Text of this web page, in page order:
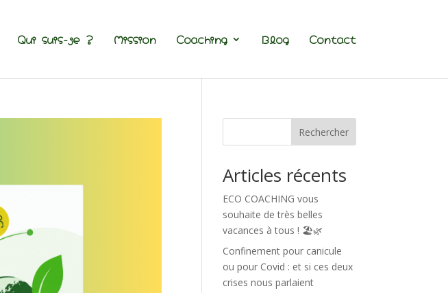
Qui suis-je ? Mission Coaching Blog Contact
Rechercher
Articles récents
ECO COACHING vous
souhaite de très belles
vacances à tous ! 🏖️🌿
Confinement pour canicule
ou pour Covid : et si ces deux
crises nous parlaient